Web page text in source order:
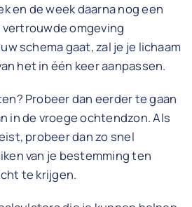
en de week daarna nog een
vertrouwde omgeving
schema gaat, zal je je lichaam
het in één keer aanpassen.
Probeer dan eerder te gaan
in de vroege ochtendzon. Als
probeer dan zo snel
van je bestemming ten
te krijgen.